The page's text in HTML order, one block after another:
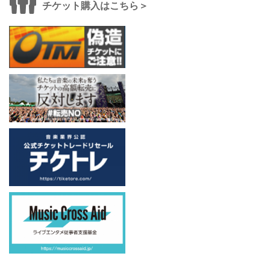
チケット購入はこちら＞